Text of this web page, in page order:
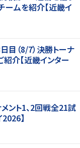
ームを紹介【近畿イ
目（8/7）決勝トーナ
介【近畿インター
ント1、2回戦全21試
】